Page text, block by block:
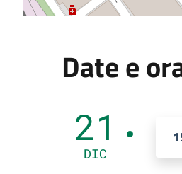
Date e
21
DIC